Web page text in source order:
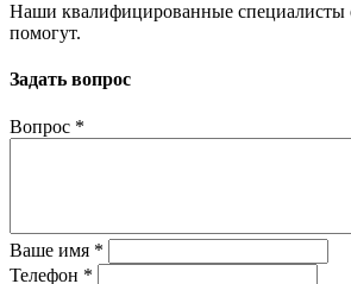
Наши квалифицированные специалисты
помогут.
Задать вопрос
Вопрос *
Ваше имя *
Телефон *